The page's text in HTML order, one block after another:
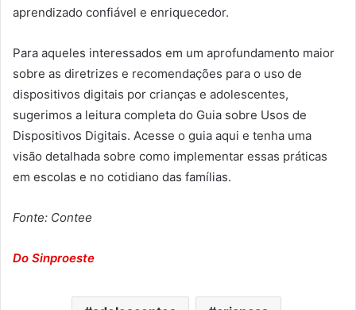
aprendizado confiável e enriquecedor.
Para aqueles interessados em um aprofundamento maior
sobre as diretrizes e recomendações para o uso de
dispositivos digitais por crianças e adolescentes,
sugerimos a leitura completa do Guia sobre Usos de
Dispositivos Digitais. Acesse o guia aqui e tenha uma
visão detalhada sobre como implementar essas práticas
em escolas e no cotidiano das famílias.
Fonte: Contee
Do Sinproeste